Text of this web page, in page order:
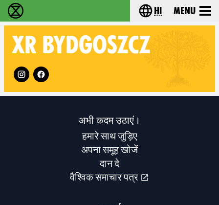
विलुप्ति विद्रोह - Home Choose your
hi Menu
XR BYDGOSZCZ
Follow XR Bydgoszcz on
अभी कदम उठाएं।
हमारे साथ जुड़िए
अपना समूह खोजें
दान दे
वैश्विक समाचार पत्र